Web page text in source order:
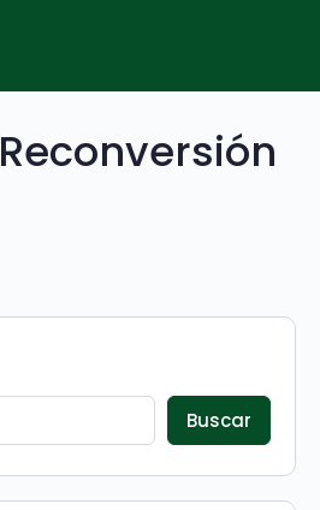
Reconversión
Buscar